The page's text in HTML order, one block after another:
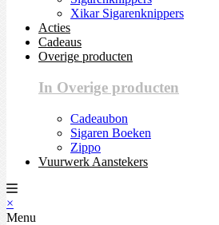
Xikar Sigarenknippers
Acties
Cadeaus
Overige producten
In Overige producten
Cadeaubon
Sigaren Boeken
Zippo
Vuurwerk Aanstekers
×
Menu